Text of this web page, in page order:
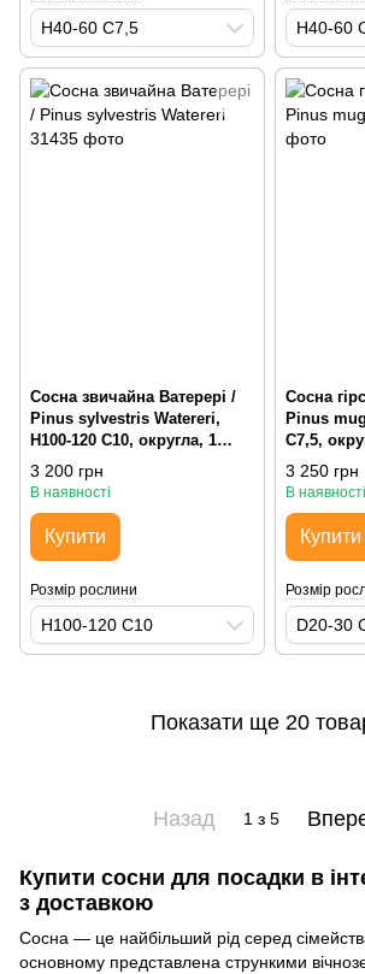
H40-60 С7,5 H40-60
Сосна звичайна Ватерері /
Pinus sylvestris Watereri,
H100-120 С10, округла, 1
метр
3 200 грн
В наявності
Купити
Розмір рослини
H100-120 С10
Сосна
Pinus
С7,5,
3 250 грн
В наявності
Купити
Розмір
D20-30
Показати ще 20
Назад 1 з 5
Купити сосни для посадки в
з доставкою
Сосна — це найбільший рід серед
основному представлена стрункими